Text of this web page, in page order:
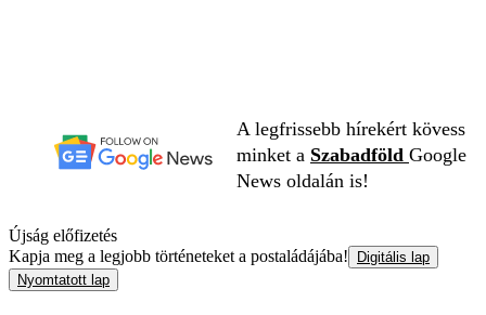
A legfrissebb hírekért kövess
minket a Szabadföld Google
News oldalán is!
Újság előfizetés
Kapja meg a legjobb történeteket a postaládájába!
Digitális lap
Nyomtatott lap